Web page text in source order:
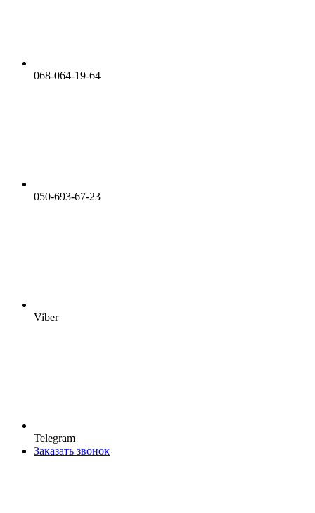
068-064-19-64
050-693-67-23
Viber
Telegram
Заказать звонок